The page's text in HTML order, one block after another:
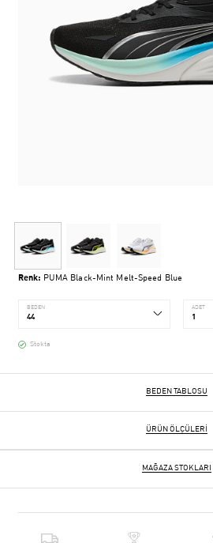
Renk: PUMA Black-Mint Melt-Speed Blue
BEDEN ADET
Stokta
BEDEN TABLOSU
ÜRÜN ÖLÇÜLERI
MAĞAZA STOKLARI